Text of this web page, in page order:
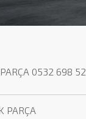
0532 698 52
PARÇA